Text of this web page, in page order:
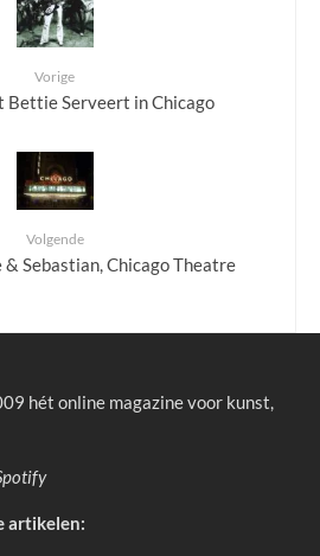
Vorige
Bettie Serveert in Chicago
Volgende
& Sebastian, Chicago Theatre
hét online magazine voor kunst,
artikelen: